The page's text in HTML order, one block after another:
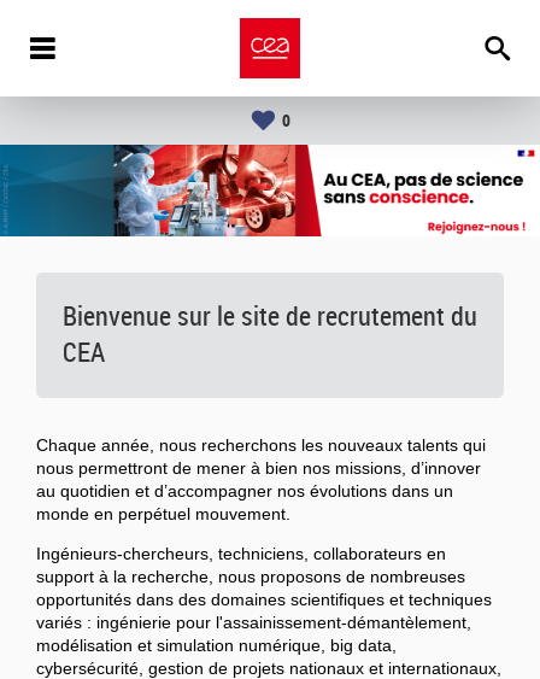
0
Bienvenue sur le site de recrutement du
CEA
Chaque année, nous recherchons les nouveaux talents qui
nous permettront de mener à bien nos missions, d’innover
au quotidien et d’accompagner nos évolutions dans un
monde en perpétuel mouvement.
Ingénieurs-chercheurs, techniciens, collaborateurs en
support à la recherche, nous proposons de nombreuses
opportunités dans des domaines scientifiques et techniques
variés : ingénierie pour l'assainissement-démantèlement,
modélisation et simulation numérique, big data,
cybersécurité, gestion de projets nationaux et internationaux,